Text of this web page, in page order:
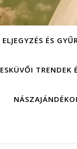
ELJEGYZÉS ÉS
ESKÜVŐI TRENDEK